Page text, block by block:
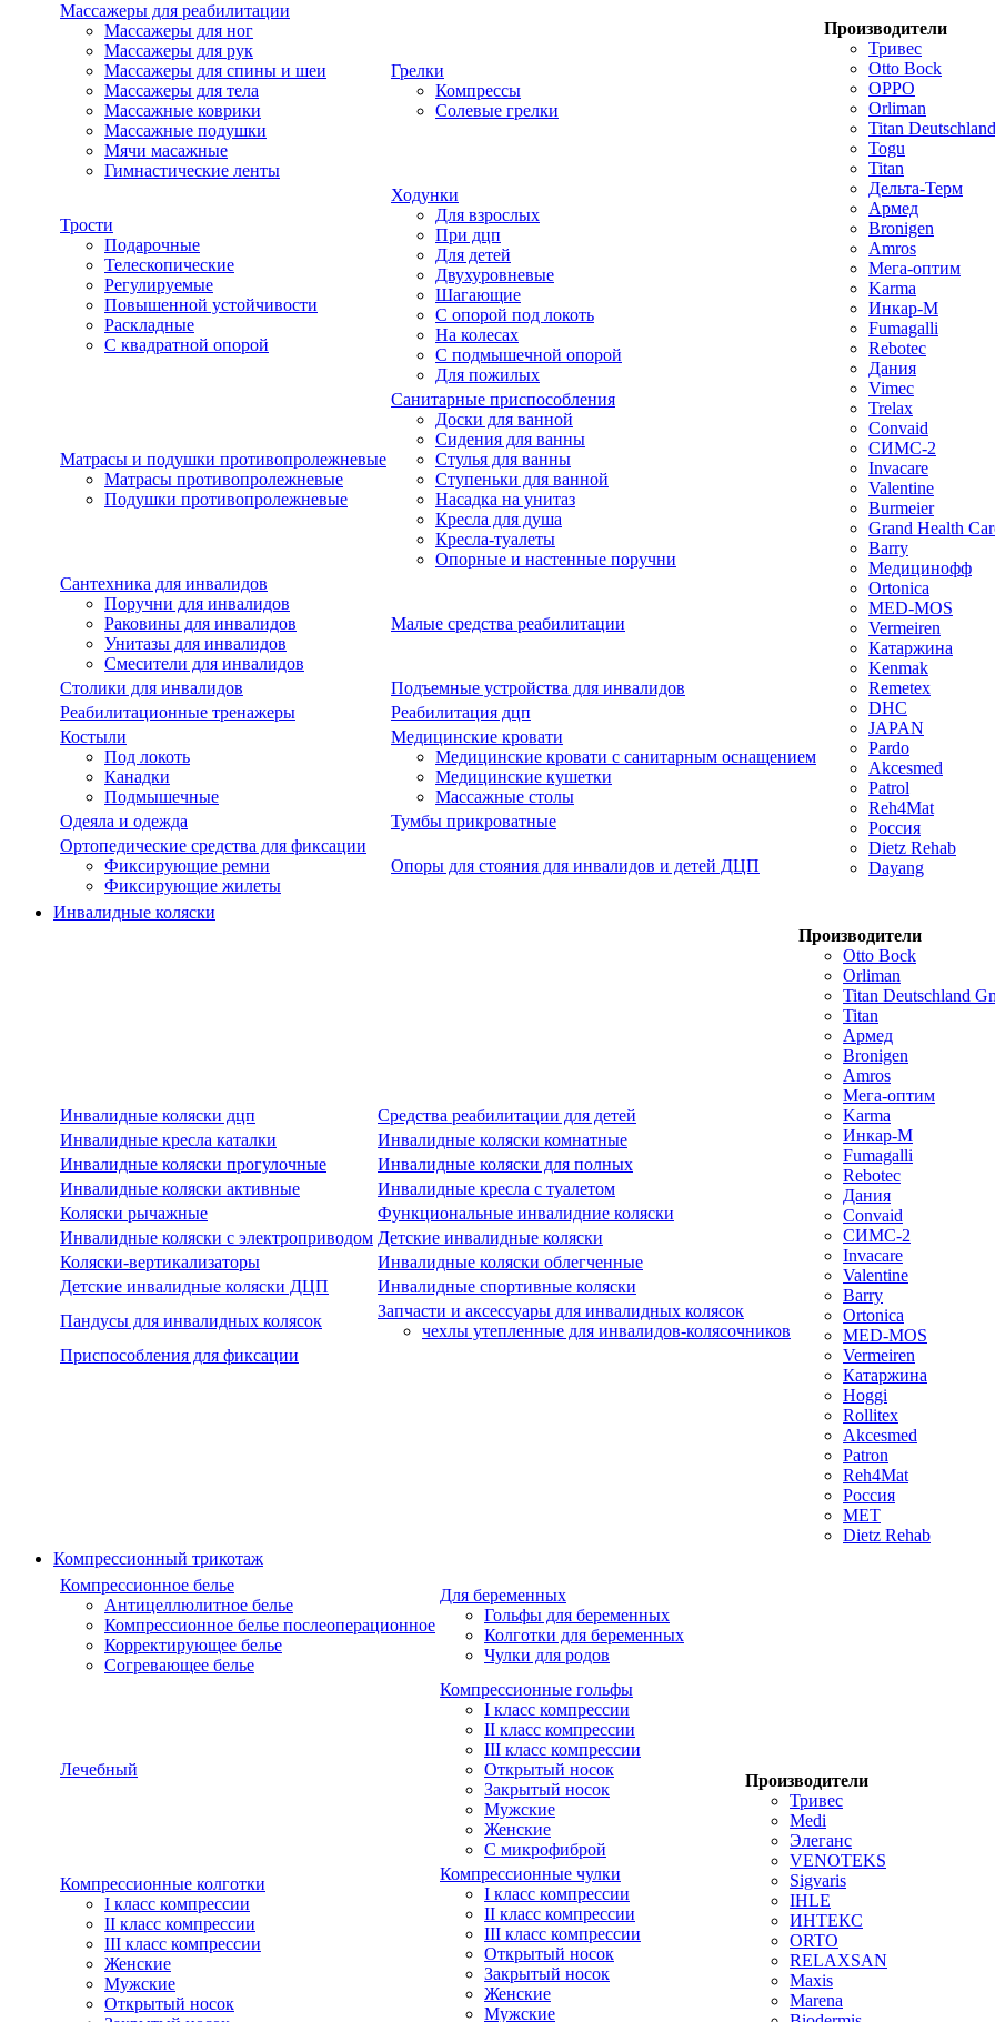
Массажеры для реабилитации
Массажеры для ног
Массажеры для рук
Массажеры для спины и шеи
Массажеры для тела
Массажные коврики
Массажные подушки
Мячи масажные
Гимнастические ленты
Грелки
Компрессы
Солевые грелки
Трости
Подарочные
Телескопические
Регулируемые
Повышенной устойчивости
Раскладные
С квадратной опорой
Ходунки
Для взрослых
При дцп
Для детей
Двухуровневые
Шагающие
С опорой под локоть
На колесах
С подмышечной опорой
Для пожилых
Матрасы и подушки противопролежневые
Матрасы противопролежневые
Подушки противопролежневые
Санитарные приспособления
Доски для ванной
Сидения для ванны
Стулья для ванны
Ступеньки для ванной
Насадка на унитаз
Кресла для душа
Кресла-туалеты
Опорные и настенные поручни
Сантехника для инвалидов
Поручни для инвалидов
Раковины для инвалидов
Унитазы для инвалидов
Смесители для инвалидов
Малые средства реабилитации
Столики для инвалидов
Подъемные устройства для инвалидов
Реабилитационные тренажеры
Реабилитация дцп
Костыли
Под локоть
Канадки
Подмышечные
Медицинские кровати
Медицинские кровати с санитарным оснащением
Медицинские кушетки
Массажные столы
Одеяла и одежда
Тумбы прикроватные
Ортопедические средства для фиксации
Фиксирующие ремни
Фиксирующие жилеты
Опоры для стояния для инвалидов и детей ДЦП
Производители
Тривес
Otto Bock
OPPO
Orliman
Titan
Togu
Titan
Дельта-Терм
Армед
Bronigen
Amros
Мега-оптим
Karma
Инкар-М
Fumagalli
Rebotec
Дания
Vimec
Trelax
Convaid
СИМС-2
Invacare
Valentine
Burmeier
Grand Health
Barry
Медицинофф
Ortonica
MED-MOS
Vermeiren
Катаржина
Kenmak
Remetex
DHC
JAPAN
Pardo
Akcesmed
Patrol
Reh4Mat
Россия
Dietz Rehab
Dayang
Инвалидные коляски
Инвалидные коляски дцп
Средства реабилитации для детей
Инвалидные кресла каталки
Инвалидные коляски комнатные
Инвалидные коляски прогулочные
Инвалидные коляски для полных
Инвалидные коляски активные
Инвалидные кресла с туалетом
Коляски рычажные
Функциональные инвалидние коляски
Инвалидные коляски с электроприводом Детские инвалидные коляски
Коляски-вертикализаторы
Инвалидные коляски облегченные
Детские инвалидные коляски ДЦП
Инвалидные спортивные коляски
Пандусы для инвалидных колясок
Запчасти и аксессуары для инвалидных колясок
чехлы утепленные для инвалидов-колясочников
Приспособления для фиксации
Производители
Otto Bock
Orliman
Titan Deutschland
Titan
Армед
Bronigen
Amros
Мега-оптим
Karma
Инкар-М
Fumagalli
Rebotec
Дания
Convaid
СИМС-2
Invacare
Valentine
Barry
Ortonica
MED-MOS
Vermeiren
Катаржина
Hoggi
Rollitex
Akcesmed
Patron
Reh4Mat
Россия
МЕТ
Dietz Rehab
Компрессионный трикотаж
Компрессионное белье
Антицеллюлитное белье
Компрессионное белье послеоперационное
Корректирующее белье
Согревающее белье
Для беременных
Гольфы для беременных
Колготки для беременных
Чулки для родов
Лечебный
Компрессионные гольфы
I класс компрессии
II класс компрессии
III класс компрессии
Открытый носок
Закрытый носок
Мужские
Женские
С микрофиброй
Компрессионные колготки
I класс компрессии
II класс компрессии
III класс компрессии
Женские
Мужские
Открытый носок
Компрессионные чулки
I класс компрессии
II класс компрессии
III класс компрессии
Открытый носок
Закрытый носок
Женские
Мужские
Производители
Тривес
Medi
Элеганс
VENOTEKS
Sigvaris
IHLE
ИНТЕКС
ORTO
RELAXSAN
Maxis
Marena